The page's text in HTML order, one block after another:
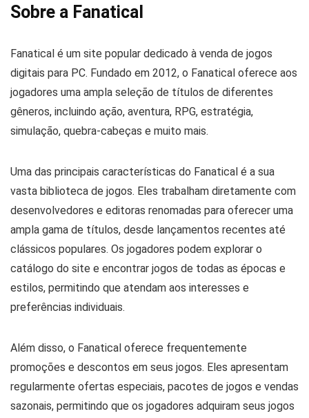
Sobre a Fanatical
Fanatical é um site popular dedicado à venda de jogos
digitais para PC. Fundado em 2012, o Fanatical oferece aos
jogadores uma ampla seleção de títulos de diferentes
gêneros, incluindo ação, aventura, RPG, estratégia,
simulação, quebra-cabeças e muito mais.
Uma das principais características do Fanatical é a sua
vasta biblioteca de jogos. Eles trabalham diretamente com
desenvolvedores e editoras renomadas para oferecer uma
ampla gama de títulos, desde lançamentos recentes até
clássicos populares. Os jogadores podem explorar o
catálogo do site e encontrar jogos de todas as épocas e
estilos, permitindo que atendam aos interesses e
preferências individuais.
Além disso, o Fanatical oferece frequentemente
promoções e descontos em seus jogos. Eles apresentam
regularmente ofertas especiais, pacotes de jogos e vendas
sazonais, permitindo que os jogadores adquiram seus jogos